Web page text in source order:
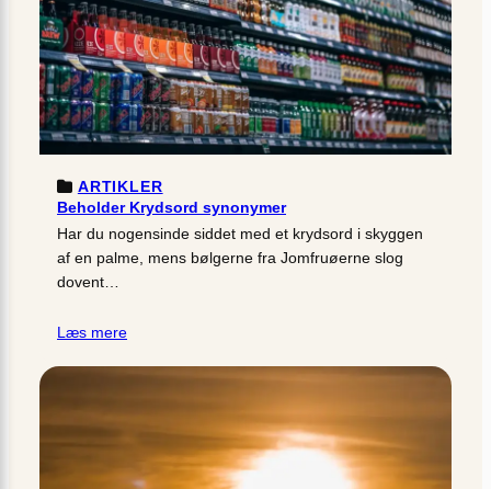
ARTIKLER
Beholder Krydsord synonymer
Har du nogensinde siddet med et krydsord i skyggen
af en palme, mens bølgerne fra Jomfruøerne slog
dovent…
Læs mere